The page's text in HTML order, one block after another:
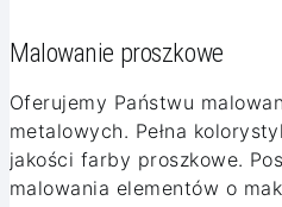
Malowanie proszkowe
Oferujemy Państwu
metalowych. Pełna
jakości farby proszkowe.
malowania elementów o